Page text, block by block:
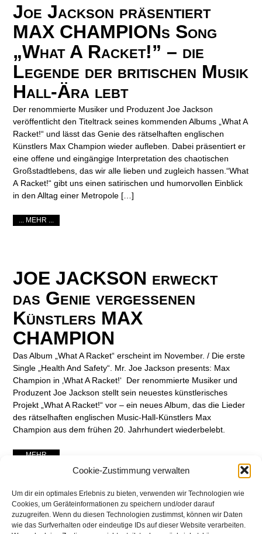
Cookie-Zustimmung verwalten
Um dir ein optimales Erlebnis zu bieten, verwenden wir Technologien wie
Cookies, um Geräteinformationen zu speichern und/oder darauf
zuzugreifen. Wenn du diesen Technologien zustimmst, können wir Daten
wie das Surfverhalten oder eindeutige IDs auf dieser Website verarbeiten.
Joe Jackson präsentiert
MAX CHAMPIONs Song
„What A Racket!” – die
Legende der britischen Musik
Hall-Ära lebt
Der renommierte Musiker und Produzent Joe Jackson
veröffentlicht den Titeltrack seines kommenden Albums „What A
Racket!“ und lässt das Genie des rätselhaften englischen
Künstlers Max Champion wieder aufleben. Dabei präsentiert er
eine offene und eingängige Interpretation des chaotischen
Großstadtlebens, das wir alle lieben und zugleich hassen.“What
A Racket!“ gibt uns einen satirischen und humorvollen Einblick
in den Alltag einer Metropole […]
... MEHR ...
JOE JACKSON erweckt
das Genie vergessenen
Künstlers MAX
CHAMPION
Das Album „What A Racket“ erscheint im November. / Die erste
Single „Health And Safety“. Mr. Joe Jackson presents: Max
Champion in ‚What A Racket!‘ Der renommierte Musiker und
Produzent Joe Jackson stellt sein neuestes künstlerisches
Projekt „What A Racket!“ vor – ein neues Album, das die Lieder
des rätselhaften englischen Music-Hall-Künstlers Max
Champion aus dem frühen 20. Jahrhundert wiederbelebt.
... MEHR ...